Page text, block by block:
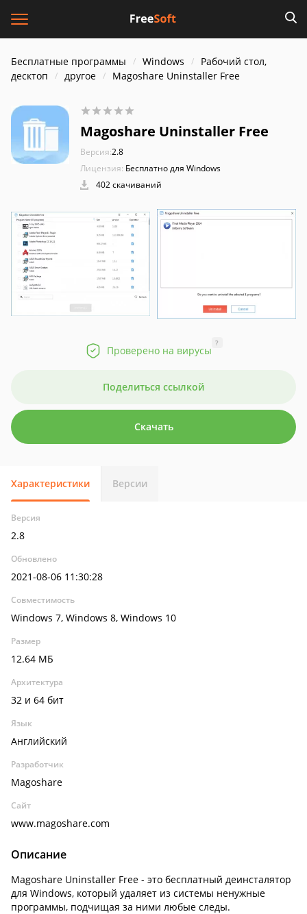
Бесплатные программы Windows
Рабочий стол,
десктоп
другое Magoshare Uninstaller Free
Magoshare Uninstaller Free
Версия:2.8
Лицензия: Бесплатно для Windows
402 скачиваний
Проверено на вирусы
?
Поделиться ссылкой
Скачать
Характеристики Версии
Версия
2.8
Обновлено
2021-08-06 11:30:28
Совместимость
Windows 7, Windows 8, Windows 10
Размер
12.64 МБ
Архитектура
32 и 64 бит
Язык
Английский
Разработчик
Magoshare
Сайт
www.magoshare.com
Описание
Magoshare Uninstaller Free - это бесплатный деинсталятор
для Windows, который удаляет из системы ненужные
программы, подчищая за ними любые следы.